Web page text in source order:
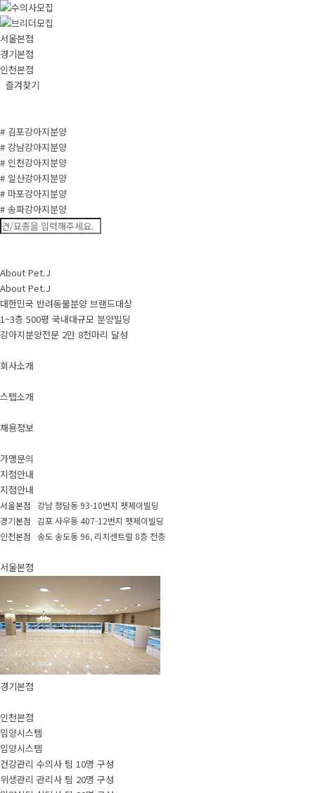
서울본점
경기본점
인천본점
즐겨찾기
# 김포강아지분양
# 강남강아지분양
# 인천강아지분양
# 일산강아지분양
# 마포강아지분양
# 송파강아지분양
About Pet.J
About Pet.J
대한민국 반려동물분양 브랜드대상
1~3층 500평 국내대규모 분양빌딩
강아지분양전문 2만 8천마리 달성
회사소개
스텝소개
채용정보
가맹문의
지점안내
지점안내
서울본점 강남 청담동 93-10번지 펫제이빌딩
경기본점 김포 사우동 407-12번지 펫제이빌딩
인천본점 송도 송도동 96, 리치센트럴 8층 전층
서울본점
경기본점
인천본점
입양시스템
입양시스템
건강관리 수의사 팀 10명 구성
위생관리 관리사 팀 20명 구성